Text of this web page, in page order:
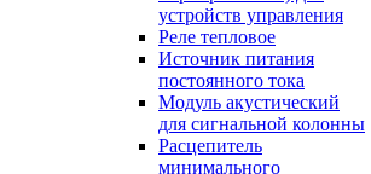
устройств управления
Реле тепловое
Источник питания
постоянного тока
Модуль акустический
для сигнальной колонны
Расцепитель
минимального